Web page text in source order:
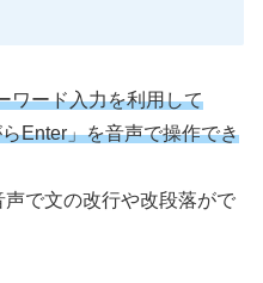
ワード入力を利用して
Enter」を音声で操作でき
で文の改行や改段落がで